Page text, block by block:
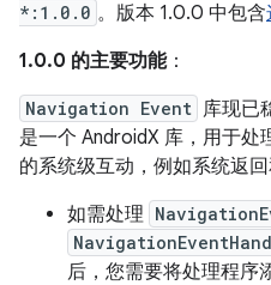
*:1.0.0 。版本 1.0.0 中包含
1.0.0 的主要功能：
Navigation Event 库现已
是一个 AndroidX 库，用于处
的系统级互动，例如系统返回
如需处理
后，您需要将处理程序